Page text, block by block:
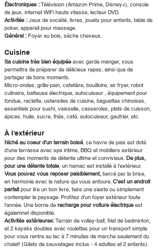
Électroniques :Télévision (Amazon Prime, Disney+), console
de jeux, internet WiFi haute vitesse, lecteur DVD.
Activités : Jeux de société, livres, jouets pour enfants, table de
poker, appareil pour massage.
Général : Foyer au bois, sèche cheveux.
Cuisine
Sa cuisine très bien équipéeavec garde manger, vous
permettra de préparer de délicieux repas, ainsi que de
partager de bons moments.
Micro-ondes, grille-pain, cafetière, bouilloire, air fryer, robot
culinaire, batteuse électrique, autocuiseur , équipement pour
fondue, raclette, ustensiles de cuisine, baguettes chinoises,
essentiels pour sushi, vaisselle, casseroles, plats de cuisson,
épices, huile, sucre, thés, café, autocuiseur, gaufrier, etc.
À l'extérieur
Niché au coeur d'un terrain boisé, ce havre de paix est doté
d'une terrasse avec spa intime, BBQ et mobiliers extérieur
pour des moments de détente ultime et conviviaux. De plus,
pour une détente totale, un hamac est installé à l'extérieur.
Vous pouvez vous reposer paisiblement, bercé par la brise,
en harmonie avec la nature qui vous entoure. C'est un endroit
parfaitpour lire un bon livre, faire une sieste ou simplement
contempler le paysage. Profitez d'un foyer extérieur toute
l'année. Une borne de recharge pour voiture électriqueest
égalemnet disponible.
Activités extérieures:Terrain de volley-ball, filet de badminton,
et 2 kayaks doubles avec roulettes pour un transport simple
pour vous rentre au lac à 7 minutes de marche seulement du
chalet! (Gilets de sauvetages inclus - 4 adultes et 2 enfants).